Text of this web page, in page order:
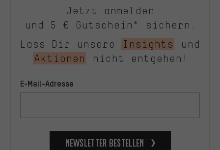
Jetzt anmelden
und 5 € Gutschein* sichern.
Lass Dir unsere
Insights
und
Aktionen
nicht entgehen!
E-Mail-Adresse
Newsletter bestellen